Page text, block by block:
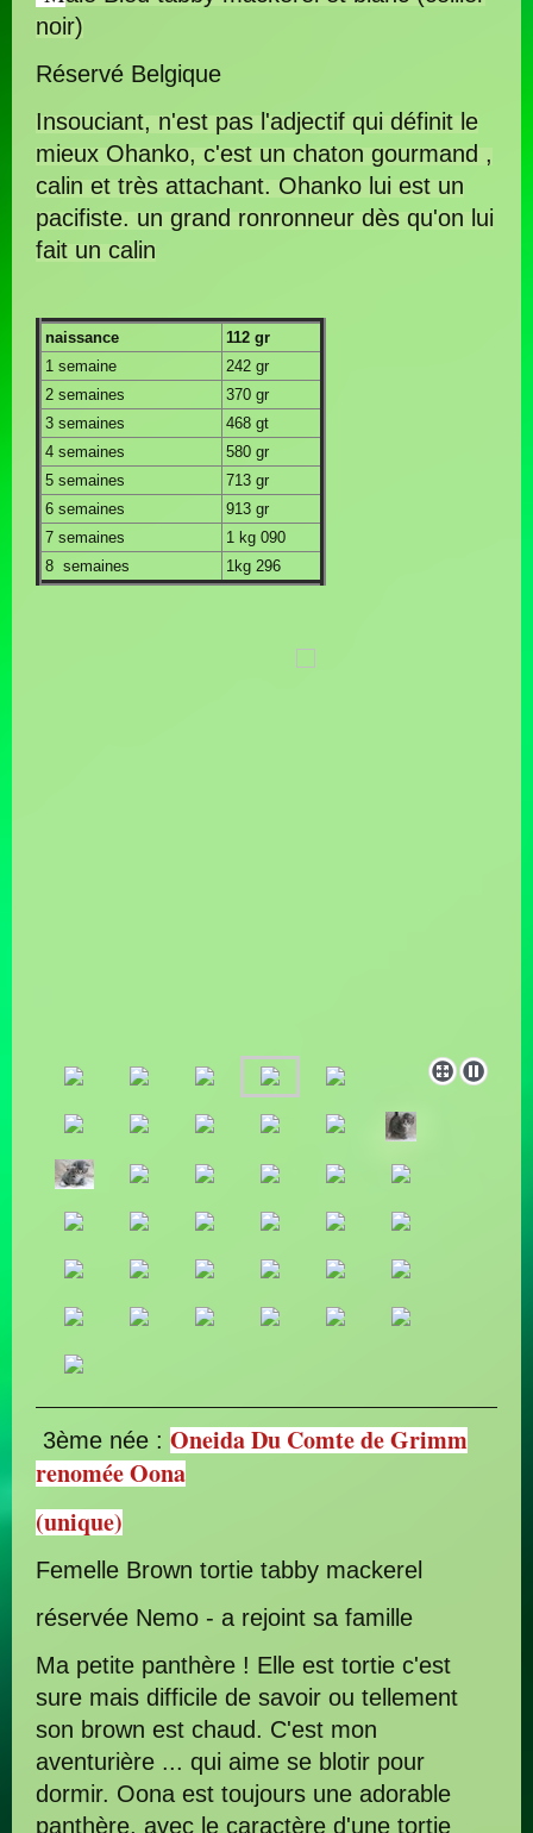
noir)
Réservé Belgique
Insouciant, n'est pas l'adjectif qui définit le
mieux Ohanko, c'est un chaton gourmand ,
calin et très attachant. Ohanko lui est un
pacifiste. un grand ronronneur dès qu'on lui
fait un calin
naissance
112 gr
1 semaine
242 gr
2 semaines
370 gr
3 semaines
468 gt
4 semaines
580 gr
5 semaines
713 gr
6 semaines
913 gr
7 semaines
1 kg 090
8 semaines
1kg 296
3ème née : Oneida Du Comte de Grimm
renomée Oona
(unique)
Femelle Brown tortie tabby mackerel
réservée Nemo - a rejoint sa famille
Ma petite panthère ! Elle est tortie c'est
sure mais difficile de savoir ou tellement
son brown est chaud. C'est mon
aventurière ... qui aime se blotir pour
dormir. Oona est toujours une adorable
panthère, avec le caractère d'une tortie